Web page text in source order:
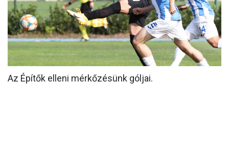
MÉRKŐZÉSEK
KLUB
GALÉRIA
SZURKOLÓI ÉLMÉNYEK
Az Építők elleni mérkőzésünk góljai.